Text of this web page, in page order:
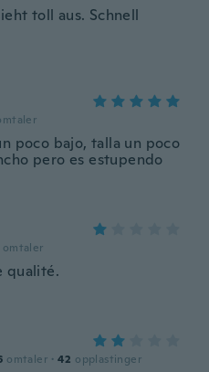
toll aus. Schnell
poco bajo, talla un poco
pero es estupendo
omtaler
qualité.
omtaler · 42 opplastinger